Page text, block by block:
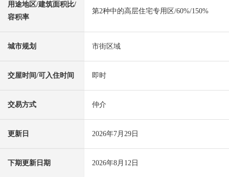
用途地区/建筑面积比/
容积率
第2种中的高层住宅专用区/60%/150%
城市规划 市街区域
交屋时间/可入住时间 即时
交易方式 仲介
更新日 2026年7月29日
下期更新日期 2026年8月12日